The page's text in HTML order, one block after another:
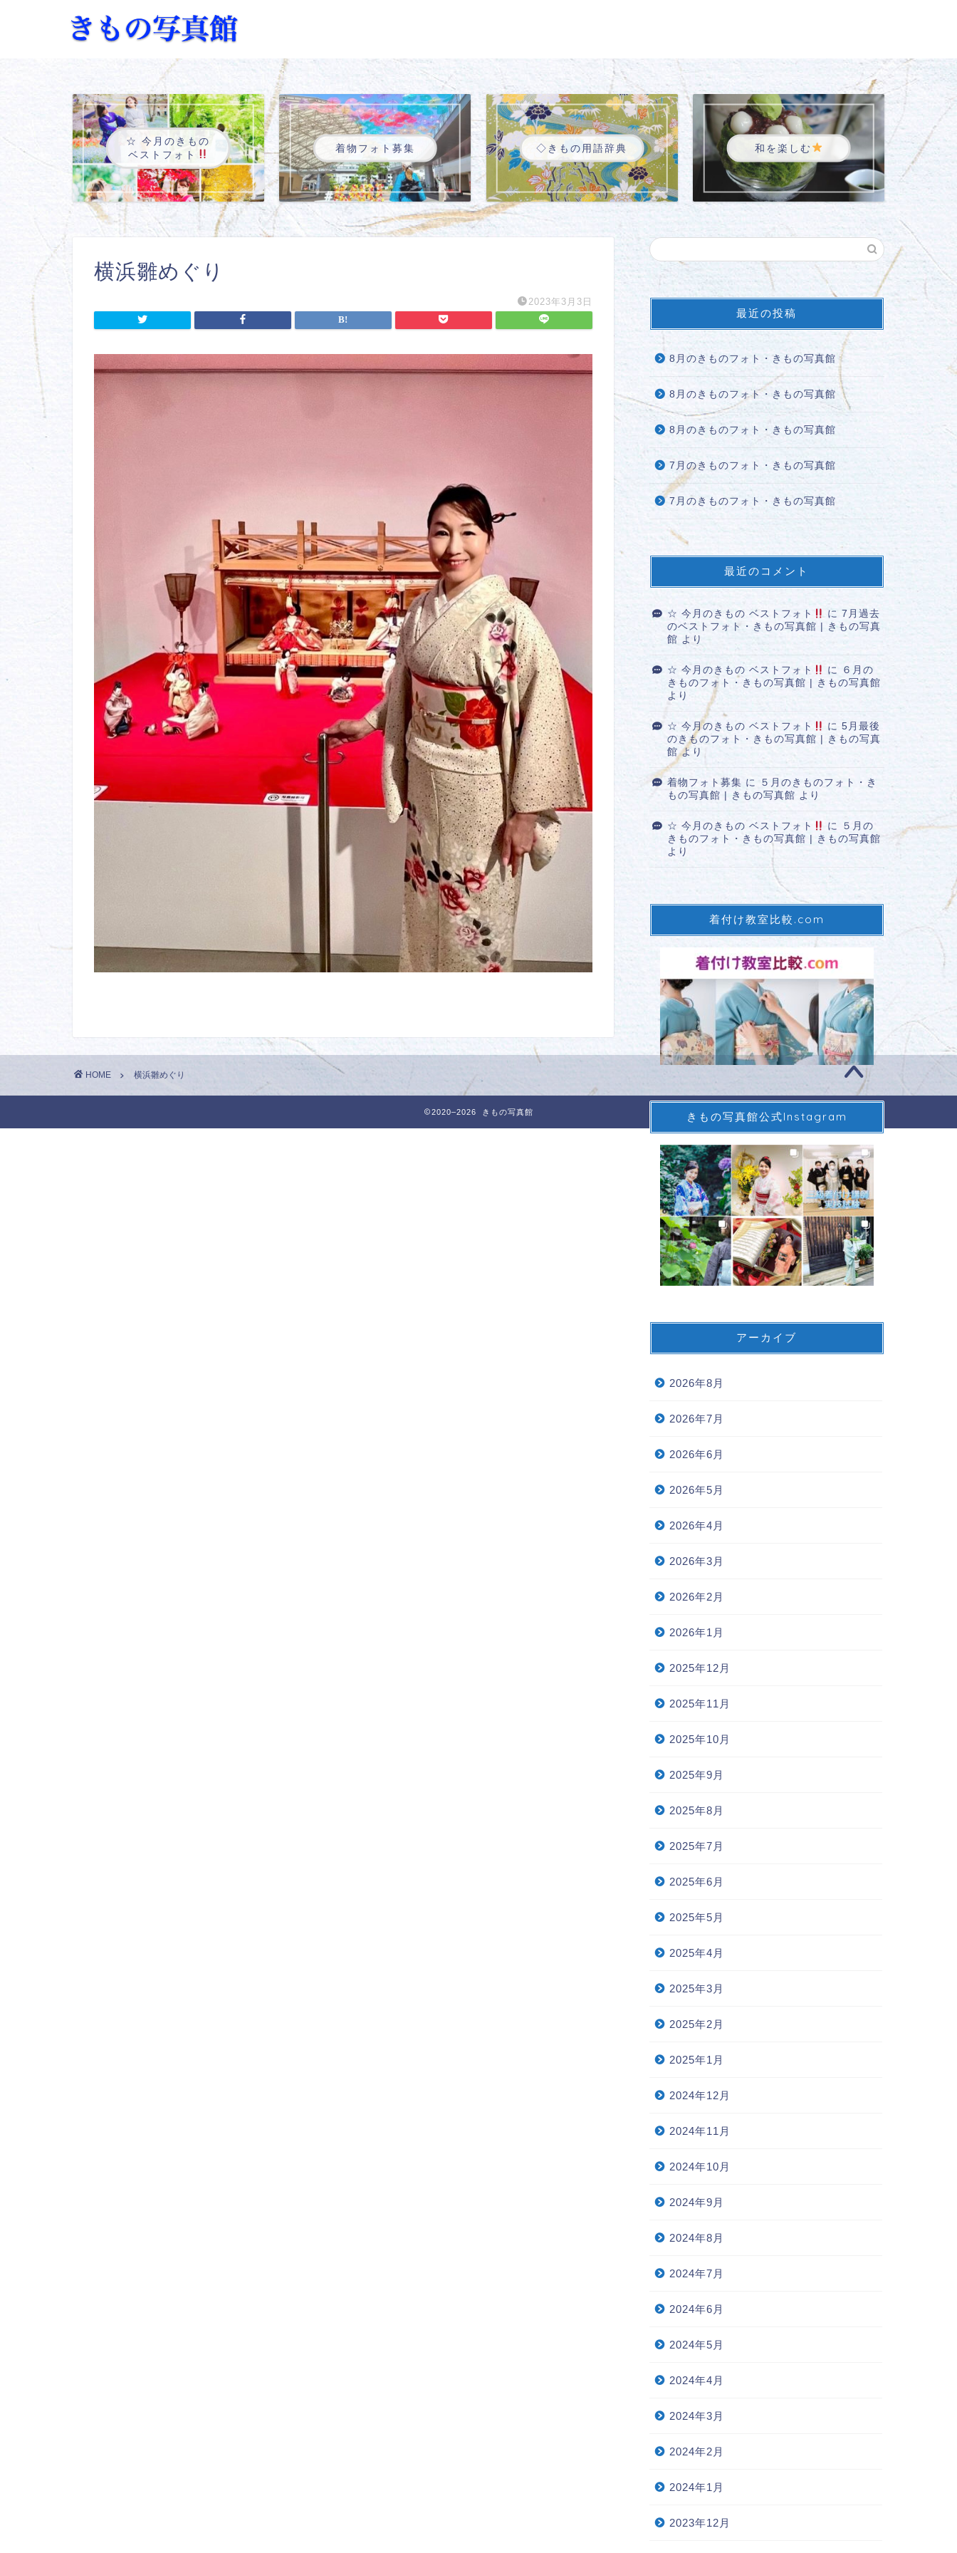
☆ 今月のきもの
ベストフォト
着物フォト募集 ◇きもの用語辞典 和を楽しむ
横浜雛めぐり
2023年3月3日
最近の投稿
8月のきものフォト・きもの写真館
8月のきものフォト・きもの写真館
8月のきものフォト・きもの写真館
7月のきものフォト・きもの写真館
7月のきものフォト・きもの写真館
最近のコメント
☆ 今月のきもの ベストフォト に7月過去
のベストフォト・きもの写真館 | きもの写真
館 より
☆ 今月のきもの ベストフォト に
６月の
きものフォト・きもの写真館 | きもの写真館
より
☆ 今月のきもの ベストフォト に5月最後
のきものフォト・きもの写真館 | きもの写真
館より
着物フォト募集 に
５月のきものフォト・き
もの写真館 | きもの写真館 より
☆ 今月のきもの ベストフォト に
５月の
きものフォト・きもの写真館 | きもの写真館
より
着付け教室比較.com
きもの写真館公式Instagram
アーカイブ
2026年8月
2026年7月
2026年6月
2026年5月
2026年4月
2026年3月
2026年2月
2026年1月
2025年12月
2025年11月
2025年10月
2025年9月
2025年8月
2025年7月
2025年6月
2025年5月
2025年4月
2025年3月
2025年2月
2025年1月
2024年12月
2024年11月
2024年10月
2024年9月
2024年8月
2024年7月
2024年6月
2024年5月
2024年4月
2024年3月
2024年2月
2024年1月
2023年12月
HOME 横浜雛めぐり
2020–2026 きもの写真館